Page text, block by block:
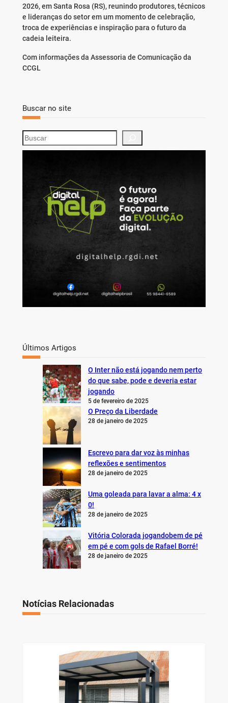
2026, em Santa Rosa (RS), reunindo produtores, técnicos
e lideranças do setor em um momento de celebração,
troca de experiências e inspiração para o futuro da
cadeia leiteira.
Com informações da Assessoria de Comunicação da
CCGL
Buscar no site
S
e
Últimos Artigos
O Inter não está jogando nem perto
do que sabe, pode e deveria estar
jogando
5 de fevereiro de 2025
O Preço da Liberdade
28 de janeiro de 2025
Escrevo para dar voz às minhas
reflexões e sentimentos
28 de janeiro de 2025
Uma goleada para lavar a alma: 4 x
0!
28 de janeiro de 2025
Vitória Colorada jogandobem de pé
em pé e com gols de Rafael Borré!
28 de janeiro de 2025
Notícias Relacionadas